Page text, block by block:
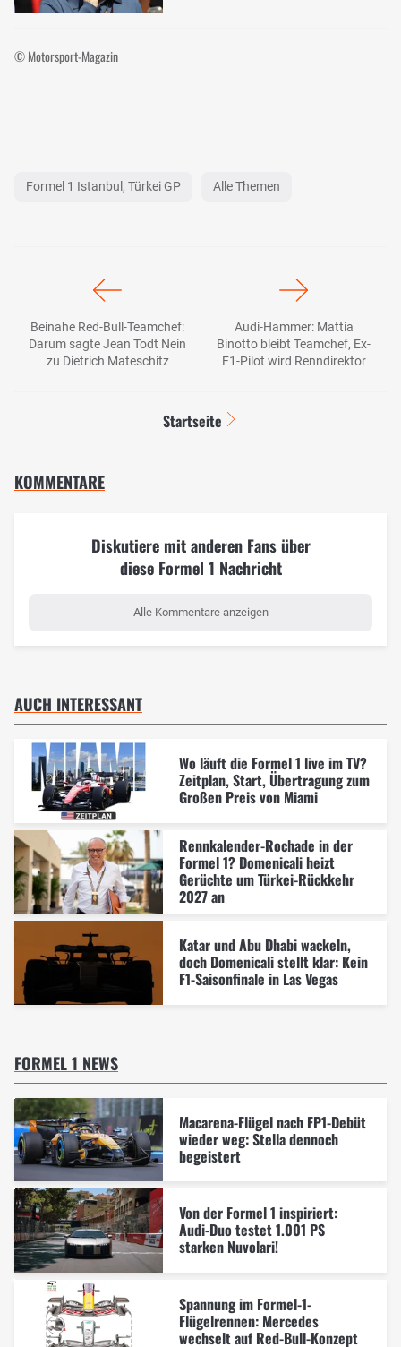
© Motorsport-Magazin
Formel 1 Istanbul, Türkei GP Alle Themen
Beinahe Red-Bull-Teamchef:
Darum sagte Jean Todt Nein
zu Dietrich Mateschitz
Audi-Hammer: Mattia
Binotto bleibt Teamchef, Ex-
F1-Pilot wird Renndirektor
Startseite
KOMMENTARE
Diskutiere mit anderen Fans über
diese Formel 1 Nachricht
Alle Kommentare anzeigen
AUCH INTERESSANT
Wo läuft die Formel 1 live im TV?
Zeitplan, Start, Übertragung zum
Großen Preis von Miami
Rennkalender-Rochade in der
Formel 1? Domenicali heizt
Gerüchte um Türkei-Rückkehr
2027 an
Katar und Abu Dhabi wackeln,
doch Domenicali stellt klar: Kein
F1-Saisonfinale in Las Vegas
FORMEL 1 NEWS
Macarena-Flügel nach FP1-Debüt
wieder weg: Stella dennoch
begeistert
Von der Formel 1 inspiriert:
Audi-Duo testet 1.001 PS
starken Nuvolari!
Spannung im Formel-1-
Flügelrennen: Mercedes
wechselt auf Red-Bull-Konzept